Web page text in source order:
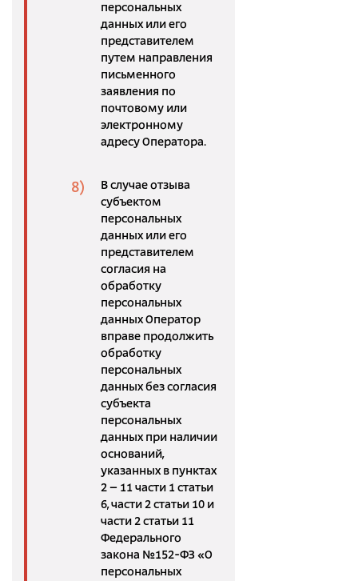
персональных
данных или его
представителем
путем направления
письменного
заявления по
почтовому или
электронному
адресу Оператора.
В случае отзыва
субъектом
персональных
данных или его
представителем
согласия на
обработку
персональных
данных Оператор
вправе продолжить
обработку
персональных
данных без согласия
субъекта
персональных
данных при наличии
оснований,
указанных в пунктах
2 – 11 части 1 статьи
6, части 2 статьи 10 и
части 2 статьи 11
Федерального
закона №152-ФЗ «О
персональных